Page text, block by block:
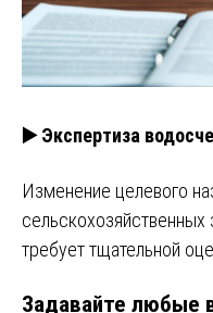
▶️ Экспертиза
Изменение целевого
требует тщательной
Задавайте любые